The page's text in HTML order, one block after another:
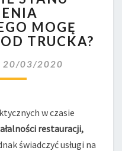
MOGĘ
TRUCKA?
20/03/2020
w czasie
restauracji,
świadczyć usługi na